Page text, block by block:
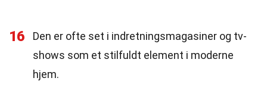
16
Den er ofte set i indretningsmagasiner og tv-
shows som et stilfuldt element i moderne
hjem.